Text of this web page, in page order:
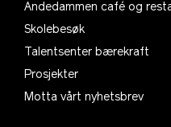
Andedammen café og
Skolebesøk
Talentsenter bærekraft
Prosjekter
Motta vårt nyhetsbrev